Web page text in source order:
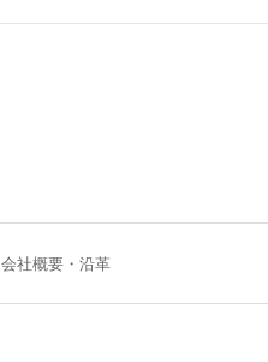
会社概要・沿革